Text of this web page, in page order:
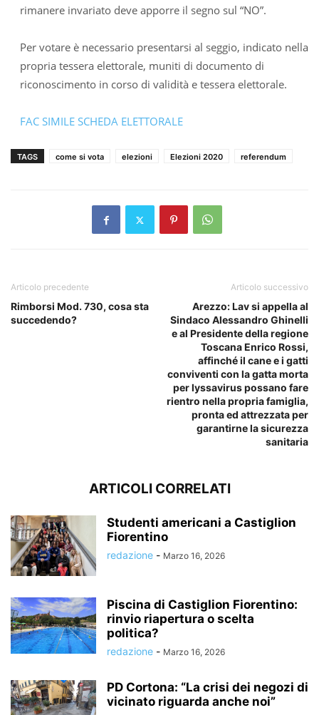
rimanere invariato deve apporre il segno sul “NO”.
Per votare è necessario presentarsi al seggio, indicato nella
propria tessera elettorale, muniti di documento di
riconoscimento in corso di validità e tessera elettorale.
FAC SIMILE SCHEDA ELETTORALE
TAGS come si vota elezioni Elezioni 2020 referendum
Articolo precedente
Rimborsi Mod. 730, cosa sta
succedendo?
Articolo successivo
Arezzo: Lav si appella al
Sindaco Alessandro Ghinelli
e al Presidente della regione
Toscana Enrico Rossi,
affinché il cane e i gatti
conviventi con la gatta morta
per lyssavirus possano fare
rientro nella propria famiglia,
pronta ed attrezzata per
garantirne la sicurezza
sanitaria
ARTICOLI CORRELATI
Studenti americani a Castiglion
Fiorentino
redazione - Marzo 16, 2026
Piscina di Castiglion Fiorentino:
rinvio riapertura o scelta
politica?
redazione - Marzo 16, 2026
PD Cortona: “La crisi dei negozi di
vicinato riguarda anche noi”